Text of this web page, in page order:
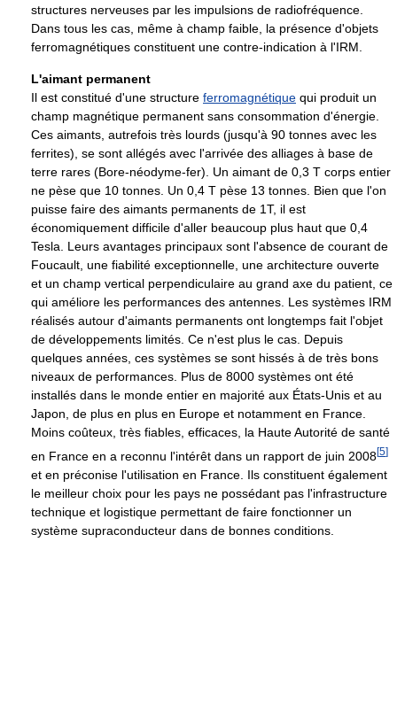
structures nerveuses par les impulsions de radiofréquence.
Dans tous les cas, même à champ faible, la présence d'objets
ferromagnétiques constituent une contre-indication à l'IRM.
L'aimant permanent
Il est constitué d'une structure ferromagnétique qui produit un
champ magnétique permanent sans consommation d'énergie.
Ces aimants, autrefois très lourds (jusqu'à 90 tonnes avec les
ferrites), se sont allégés avec l'arrivée des alliages à base de
terre rares (Bore-néodyme-fer). Un aimant de 0,3 T corps entier
ne pèse que 10 tonnes. Un 0,4 T pèse 13 tonnes. Bien que l'on
puisse faire des aimants permanents de 1T, il est
économiquement difficile d'aller beaucoup plus haut que 0,4
Tesla. Leurs avantages principaux sont l'absence de courant de
Foucault, une fiabilité exceptionnelle, une architecture ouverte
et un champ vertical perpendiculaire au grand axe du patient, ce
qui améliore les performances des antennes. Les systèmes IRM
réalisés autour d'aimants permanents ont longtemps fait l'objet
de développements limités. Ce n'est plus le cas. Depuis
quelques années, ces systèmes se sont hissés à de très bons
niveaux de performances. Plus de 8000 systèmes ont été
installés dans le monde entier en majorité aux États-Unis et au
Japon, de plus en plus en Europe et notamment en France.
Moins coûteux, très fiables, efficaces, la Haute Autorité de santé
en France en a reconnu l'intérêt dans un rapport de juin 2008[5]
et en préconise l'utilisation en France. Ils constituent également
le meilleur choix pour les pays ne possédant pas l'infrastructure
technique et logistique permettant de faire fonctionner un
système supraconducteur dans de bonnes conditions.